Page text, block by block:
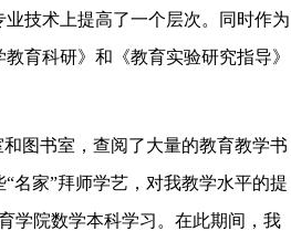
技术上提高了一个层次。同时作为
育科研》和《教育实验研究指导》
图书室，查阅了大量的教育教学书
名家”拜师学艺，对我教学水平的提
学院数学本科学习。在此期间，我